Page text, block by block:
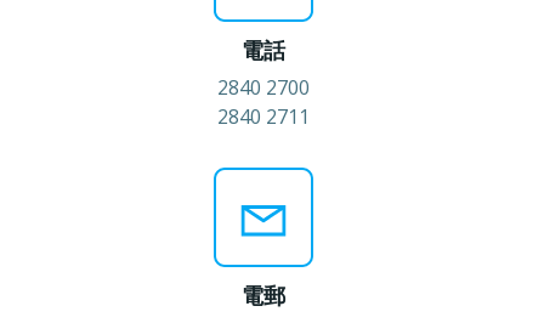
電話
2840 2700
2840 2711
電郵